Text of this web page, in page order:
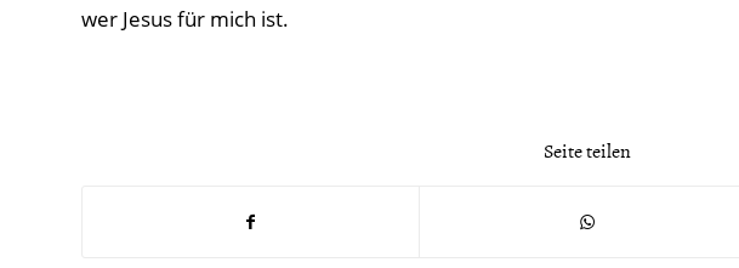
wer Jesus für mich ist.
Seite teilen